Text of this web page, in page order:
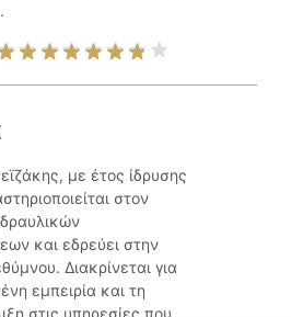
με έτος ίδρυσης
στον
και εδρεύει στην
Διακρίνεται για
εμπειρία και τη
στις υπηρεσίες που